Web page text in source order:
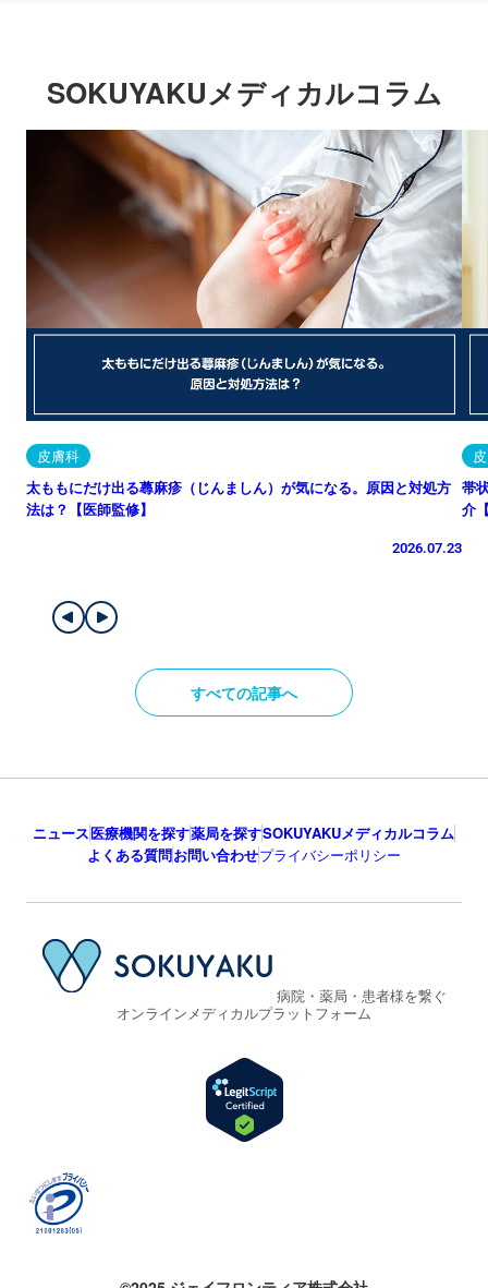
SOKUYAKUメディカルコラム
皮膚科
太ももにだけ出る蕁麻疹（じんましん）が気になる。原因と対処方
法は？【医師監修】
2026.07.23
帯
介
すべての記事へ
ニュース医療機関を探す薬局を探すSOKUYAKUメディカルコラム
よくある質問お問い合わせプライバシーポリシー
病院・薬局・患者様を繋ぐ
オンラインメディカルプラットフォーム